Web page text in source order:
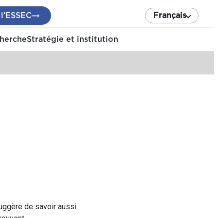
Français
Stratégie et institution
de savoir aussi